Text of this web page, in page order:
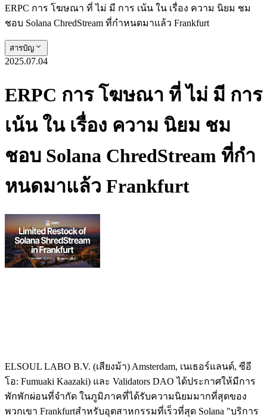
ERPC การ โฆษณา ที่ ไม่ มี การ เน้น ใน เรื่อง ความ นิยม ชม
ชอบ Solana ChredStream ที่กําหนดมาแล้ว Frankfurt
สารบัญ
2025.07.04
ERPC การ โฆษณา ที่ ไม่ มี การ
เน้น ใน เรื่อง ความ นิยม ชม
ชอบ Solana ChredStream ที่กํา
หนดมาแล้ว Frankfurt
ELSOUL LABO B.V. (เสียงม้า) Amsterdam, เนเธอร์แลนด์, ซีอี
โอ: Fumuaki Kaazaki) และ Validators DAO ได้ประกาศให้มีการ
พักพักผ่อนที่จํากัด ในภูมิภาคที่ได้รับความนิยมมากที่สุดของ
พวกเขา Frankfurtสําหรับอุตสาหกรรมที่เร็วที่สุด Solana "บริการ